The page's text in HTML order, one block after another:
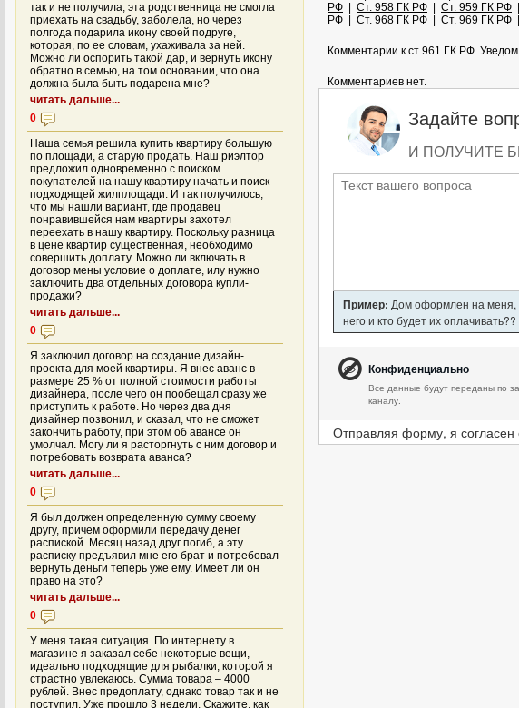
РФ
Ст. 958 ГК РФ Ст. 959 ГК РФ
РФ
Ст. 968 ГК РФ Ст. 969 ГК РФ
Комментарии к ст 961 ГК РФ.
Комментариев нет.
Задайте
И ПОЛУЧИТЕ
Пример: Дом оформлен на меня,
него и кто будет их оплачивать??
Конфиденциально
Все данные будут переданы по
каналу.
Отправляя форму, я согласен
так и не получила, эта родственница не смогла
приехать на свадьбу, заболела, но через
полгода подарила икону своей подруге,
которая, по ее словам, ухаживала за ней.
Можно ли оспорить такой дар, и вернуть икону
обратно в семью, на том основании, что она
должна была быть подарена мне?
читать дальше...
0
Наша семья решила купить квартиру большую
по площади, а старую продать. Наш риэлтор
предложил одновременно с поиском
покупателей на нашу квартиру начать и поиск
подходящей жилплощади. И так получилось,
что мы нашли вариант, где продавец
понравившейся нам квартиры захотел
переехать в нашу квартиру. Поскольку разница
в цене квартир существенная, необходимо
совершить доплату. Можно ли включать в
договор мены условие о доплате, илу нужно
заключить два отдельных договора купли-
продажи?
читать дальше...
0
Я заключил договор на создание дизайн-
проекта для моей квартиры. Я внес аванс в
размере 25 % от полной стоимости работы
дизайнера, после чего он пообещал сразу же
приступить к работе. Но через два дня
дизайнер позвонил, и сказал, что не сможет
закончить работу, при этом об авансе он
умолчал. Могу ли я расторгнуть с ним договор и
потребовать возврата аванса?
читать дальше...
0
Я был должен определенную сумму своему
другу, причем оформили передачу денег
распиской. Месяц назад друг погиб, а эту
расписку предъявил мне его брат и потребовал
вернуть деньги теперь уже ему. Имеет ли он
право на это?
читать дальше...
0
У меня такая ситуация. По интернету в
магазине я заказал себе некоторые вещи,
идеально подходящие для рыбалки, которой я
страстно увлекаюсь. Сумма товара – 4000
рублей. Внес предоплату, однако товар так и не
поступил. Уже прошло 3 недели. Скажите, как